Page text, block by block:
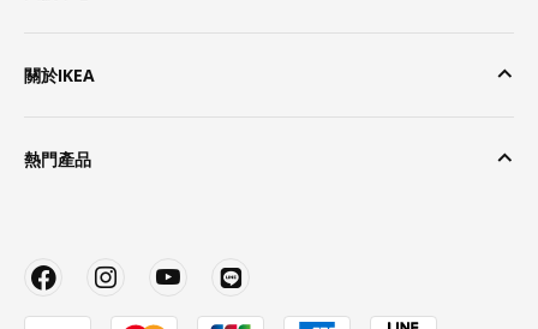
關於IKEA
熱門產品